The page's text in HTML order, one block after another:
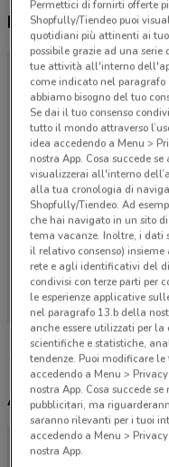
Negozi One Direct
Non ci
Altri volantini nelle
Permettici di fornirti offerte
Shopfully/Tiendeo puoi
quotidiani più attinenti ai
possibile grazie ad una
tue attività all'interno
come indicato nel paragrafo
abbiamo bisogno del tuo
Se dai il tuo consenso
tutto il mondo attraverso
idea accedendo a Menu >
nostra App. Cosa succede
visualizzerai all'interno
alla tua cronologia di
Shopfully/Tiendeo. Ad
che hai navigato in un sito
tema vacanze. Inoltre, i dati
il relativo consenso)
rete e agli identificativi del
condivisi con terze parti per
le esperienze applicative
nel paragrafo 13.b della
anche essere utilizzati per
scientifiche e statistiche,
tendenze. Puoi modificare
accedendo a Menu >
nostra App. Cosa succede
pubblicitari, ma
saranno rilevanti per i tuoi
accedendo a Menu >
nostra App.